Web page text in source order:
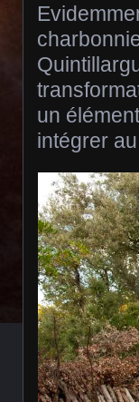
un
intégrer